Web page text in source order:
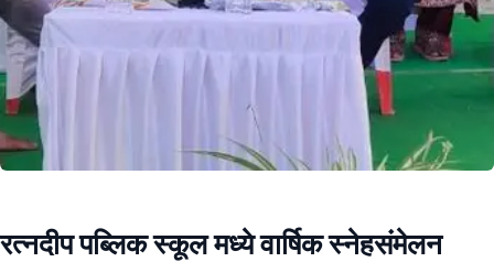
रत्नदीप पब्लिक स्कूल मध्ये वार्षिक स्नेहसंमेलन